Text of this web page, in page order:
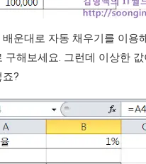
운대로 자동 채우기를 이용
구해보세요. 그런데 이상한
?